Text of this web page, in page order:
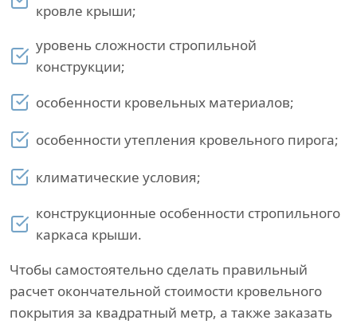
кровле крыши;
уровень сложности стропильной
конструкции;
особенности кровельных материалов;
особенности утепления кровельного пирога;
климатические условия;
конструкционные особенности стропильного
каркаса крыши.
Чтобы самостоятельно сделать правильный
расчет окончательной стоимости кровельного
покрытия за квадратный метр, а также заказать